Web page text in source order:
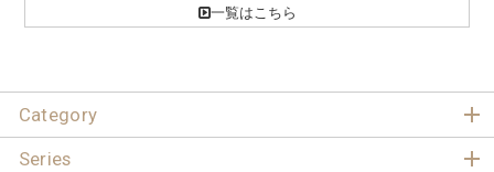
一覧はこちら
Category
Series